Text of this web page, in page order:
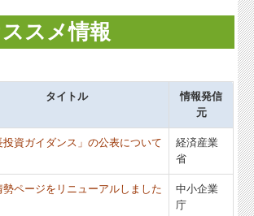
資情報
スメ情報
タイトル
情報発信
元
投資ガイダンス」の公表について
経済産業
省
勢ページをリニューアルしました
中小企業
庁